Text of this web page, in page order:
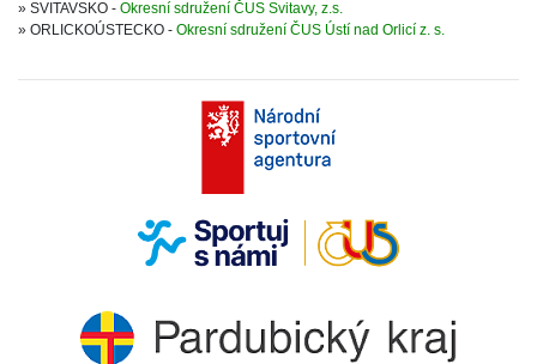
» SVITAVSKO - Okresní sdružení ČUS Svitavy, z.s.
» ORLICKOÚSTECKO - Okresní sdružení ČUS Ústí nad Orlicí z. s.